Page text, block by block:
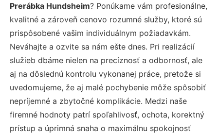
Prerábka Hundsheim? Ponúkame vám profesionálne,
kvalitné a zároveň cenovo rozumné služby, ktoré sú
prispôsobené vašim individuálnym požiadavkám.
Neváhajte a ozvite sa nám ešte dnes. Pri realizácií
služieb dbáme nielen na precíznosť a odbornosť, ale
aj na dôslednú kontrolu vykonanej práce, pretože si
uvedomujeme, že aj malé pochybenie môže spôsobiť
nepríjemné a zbytočné komplikácie. Medzi naše
firemné hodnoty patrí spoľahlivosť, ochota, korektný
prístup a úprimná snaha o maximálnu spokojnosť